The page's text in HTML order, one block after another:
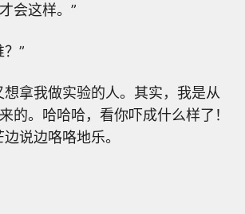
会这样。”
”
想拿我做实验的人。其实，我是从
的。哈哈哈，看你吓成什么样了！
说边咯咯地乐。